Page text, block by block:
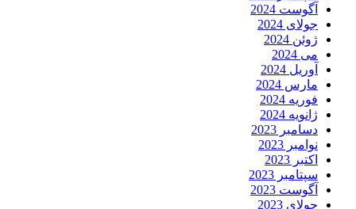
آگوست 2024
جولای 2024
ژوئن 2024
می 2024
آوریل 2024
مارس 2024
فوریه 2024
ژانویه 2024
دسامبر 2023
نوامبر 2023
اکتبر 2023
سپتامبر 2023
آگوست 2023
جولای 2023